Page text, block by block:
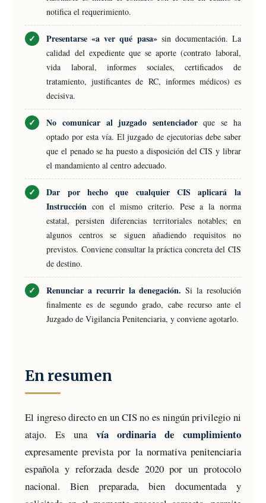
notifica el requerimiento.
Presentarse «a ver qué pasa»sin documentación. La
calidad del expediente que se aporte (contrato laboral,
vida laboral, informes sociales, certificados de
tratamiento, justificantes de RC, informes médicos) es
decisiva.
No comunicar al juzgado sentenciadorque se ha
optado por esta vía. El juzgado de ejecutorias debe saber
que el penado se ha puesto a disposición del CIS y librar
el mandamiento al centro adecuado.
Dar por hecho que cualquier CIS aplicará la
Instrucción con el mismo criterio. Pese a la norma
estatal, persisten diferencias territoriales notables; en
algunos centros se siguen añadiendo requisitos no
previstos. Conviene consultar la práctica concreta del CIS
de destino.
Renunciar a recurrir la denegación. Si la resolución
finalmente es de segundo grado, cabe recurso ante el
Juzgado de Vigilancia Penitenciaria, y conviene agotarlo.
En resumen
El ingreso directo en un CIS no es ningún privilegio ni
atajo. Es una vía ordinaria de cumplimiento
expresamente prevista por la normativa penitenciaria
española y reforzada desde 2020 por un protocolo
nacional. Bien preparada, bien documentada y